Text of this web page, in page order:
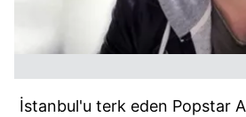
İstanbul'u terk eden Popstar